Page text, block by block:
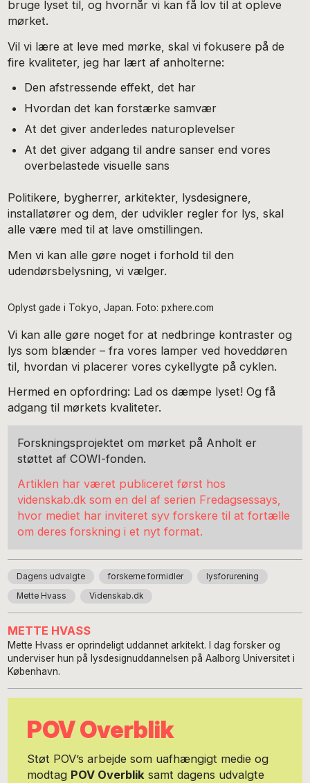
bruge lyset til, og hvornår vi kan få lov til at opleve
mørket.
Vil vi lære at leve med mørke, skal vi fokusere på de
fire kvaliteter, jeg har lært af anholterne:
Den afstressende effekt, det har
Hvordan det kan forstærke samvær
At det giver anderledes naturoplevelser
At det giver adgang til andre sanser end vores
overbelastede visuelle sans
Politikere, bygherrer, arkitekter, lysdesignere,
installatører og dem, der udvikler regler for lys, skal
alle være med til at lave omstillingen.
Men vi kan alle gøre noget i forhold til den
udendørsbelysning, vi vælger.
Oplyst gade i Tokyo, Japan. Foto: pxhere.com
Vi kan alle gøre noget for at nedbringe kontraster og
lys som blænder – fra vores lamper ved hoveddøren
til, hvordan vi placerer vores cykellygte på cyklen.
Hermed en opfordring: Lad os dæmpe lyset! Og få
adgang til mørkets kvaliteter.
Forskningsprojektet om mørket på Anholt er
støttet af COWI-fonden.
Artiklen har været publiceret først hos
videnskab.dk som en del af serien Fredagsessays,
hvor mediet har inviteret syv forskere til at fortælle
om deres forskning i et nyt format.
Dagens udvalgte forskerne formidler lysforurening
Mette Hvass Videnskab.dk
METTE HVASS
Mette Hvass er oprindeligt uddannet arkitekt. I dag forsker og
underviser hun på lysdesignuddannelsen på Aalborg Universitet i
København.
POV Overblik
Støt POV’s arbejde som uafhængigt medie og
modtag POV Overbliksamt dagens udvalgte